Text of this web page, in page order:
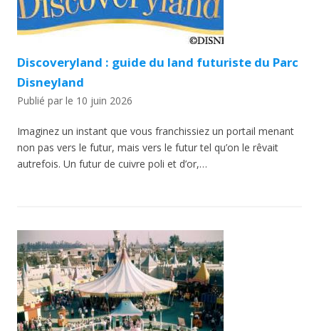
Discoveryland : guide du land futuriste du Parc
Disneyland
Publié par le 10 juin 2026
Imaginez un instant que vous franchissiez un portail menant
non pas vers le futur, mais vers le futur tel qu’on le rêvait
autrefois. Un futur de cuivre poli et d’or,…